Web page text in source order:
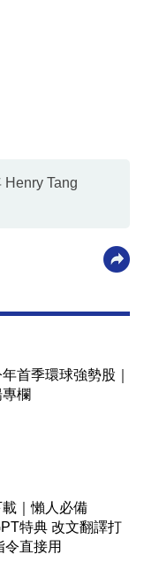
Henry Tang
首季環球強勢股｜
欄
載｜懶人必備
特典 改文翻譯打
令直接用